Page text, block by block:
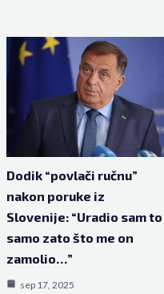
Dodik “povlači ručnu”
nakon poruke iz
Slovenije: “Uradio sam to
samo zato što me on
zamolio…”
sep 17, 2025